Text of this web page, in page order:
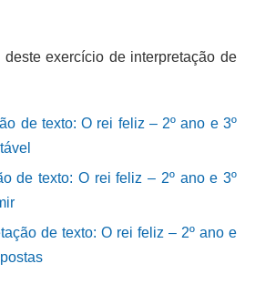
exercício de interpretação de
de texto: O rei feliz – 2º ano e 3º
de texto: O rei feliz – 2º ano e 3º
de texto: O rei feliz – 2º ano e